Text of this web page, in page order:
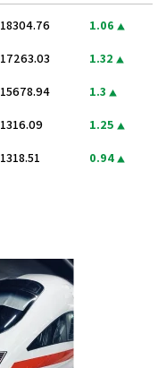
18304.76 1.06
17263.03 1.32
15678.94 1.3
1316.09 1.25
1318.51 0.94